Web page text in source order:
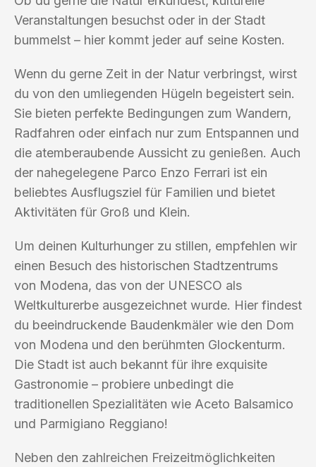
Veranstaltungen besuchst oder in der Stadt
bummelst – hier kommt jeder auf seine Kosten.
Wenn du gerne Zeit in der Natur verbringst, wirst
du von den umliegenden Hügeln begeistert sein.
Sie bieten perfekte Bedingungen zum Wandern,
Radfahren oder einfach nur zum Entspannen und
die atemberaubende Aussicht zu genießen. Auch
der nahegelegene Parco Enzo Ferrari ist ein
beliebtes Ausflugsziel für Familien und bietet
Aktivitäten für Groß und Klein.
Um deinen Kulturhunger zu stillen, empfehlen wir
einen Besuch des historischen Stadtzentrums
von Modena, das von der UNESCO als
Weltkulturerbe ausgezeichnet wurde. Hier findest
du beeindruckende Baudenkmäler wie den Dom
von Modena und den berühmten Glockenturm.
Die Stadt ist auch bekannt für ihre exquisite
Gastronomie – probiere unbedingt die
traditionellen Spezialitäten wie Aceto Balsamico
und Parmigiano Reggiano!
Neben den zahlreichen Freizeitmöglichkeiten